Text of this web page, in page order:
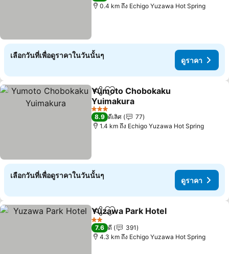
0.4 km ถึง Echigo Yuzawa Hot Spring
เลือกวันที่เพื่อดูราคาในวันนั้นๆ
ดูราคา
แชร์ เพิ่มในรายการโปรด
Yumoto Chobokaku
Yuimakura
ดูราคา
3 ดาว
8.9 ดีเลิศ
77
1.4 km ถึง Echigo Yuzawa Hot Spring
เลือกวันที่เพื่อดูราคาในวันนั้นๆ
ดูราคา
แชร์ เพิ่มในรายการโปรด
Yuzawa Park Hotel
2 ดาว
7.6 ดี
391
4.3 km ถึง Echigo Yuzawa Hot Spring